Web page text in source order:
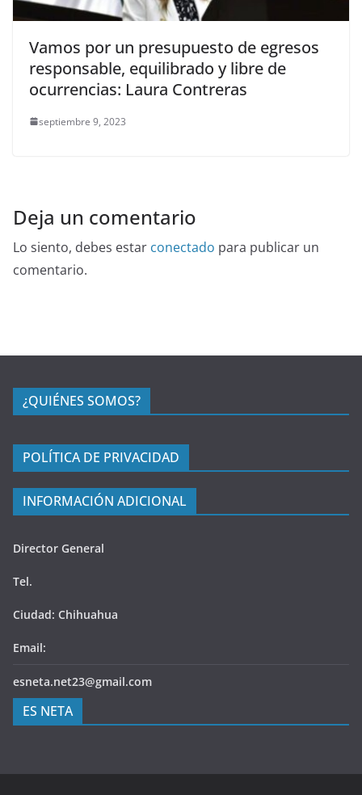
Vamos por un presupuesto de egresos
responsable, equilibrado y libre de
ocurrencias: Laura Contreras
septiembre 9, 2023
Deja un comentario
Lo siento, debes estar conectado para publicar un
comentario.
¿QUIÉNES SOMOS?
POLÍTICA DE PRIVACIDAD
INFORMACIÓN ADICIONAL
Director General
Tel.
Ciudad: Chihuahua
Email:
esneta.net23@gmail.com
ES NETA